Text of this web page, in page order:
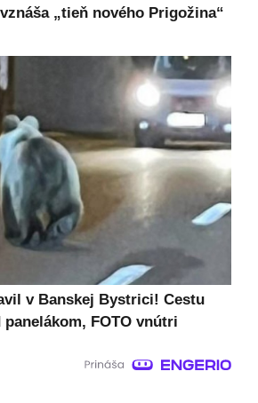
„tieň nového Prigožina“
v Banskej Bystrici! Cestu
FOTO vnútri